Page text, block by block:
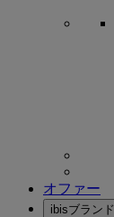
オファー
ibisブランド